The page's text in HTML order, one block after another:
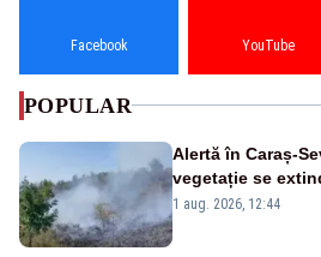
Facebook YouTube
POPULAR
Alertă în Caraș-
vegetație se
silvicultori se
1 aug. 2026, 12:44